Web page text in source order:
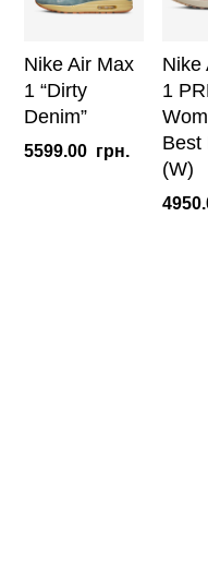
Nike Air Max
1 “Dirty
Denim”
5599.00 грн.
Nike
1
Best
(W)